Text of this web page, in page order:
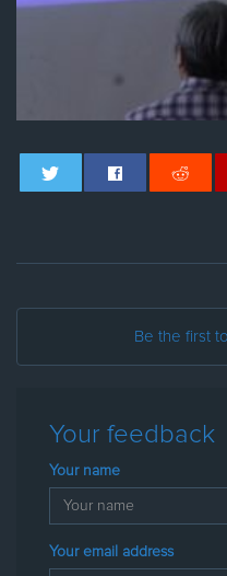
Be the first
Your feedback
Your name
Your email address